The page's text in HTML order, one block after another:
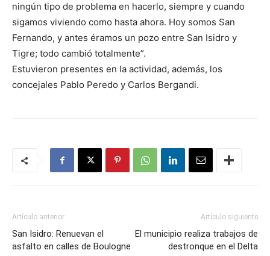
ningún tipo de problema en hacerlo, siempre y cuando
sigamos viviendo como hasta ahora. Hoy somos San
Fernando, y antes éramos un pozo entre San Isidro y
Tigre; todo cambió totalmente”.
Estuvieron presentes en la actividad, además, los
concejales Pablo Peredo y Carlos Bergandi.
Artículo anterior
San Isidro: Renuevan el
asfalto en calles de Boulogne
Artículo siguiente
El municipio realiza trabajos de
destronque en el Delta